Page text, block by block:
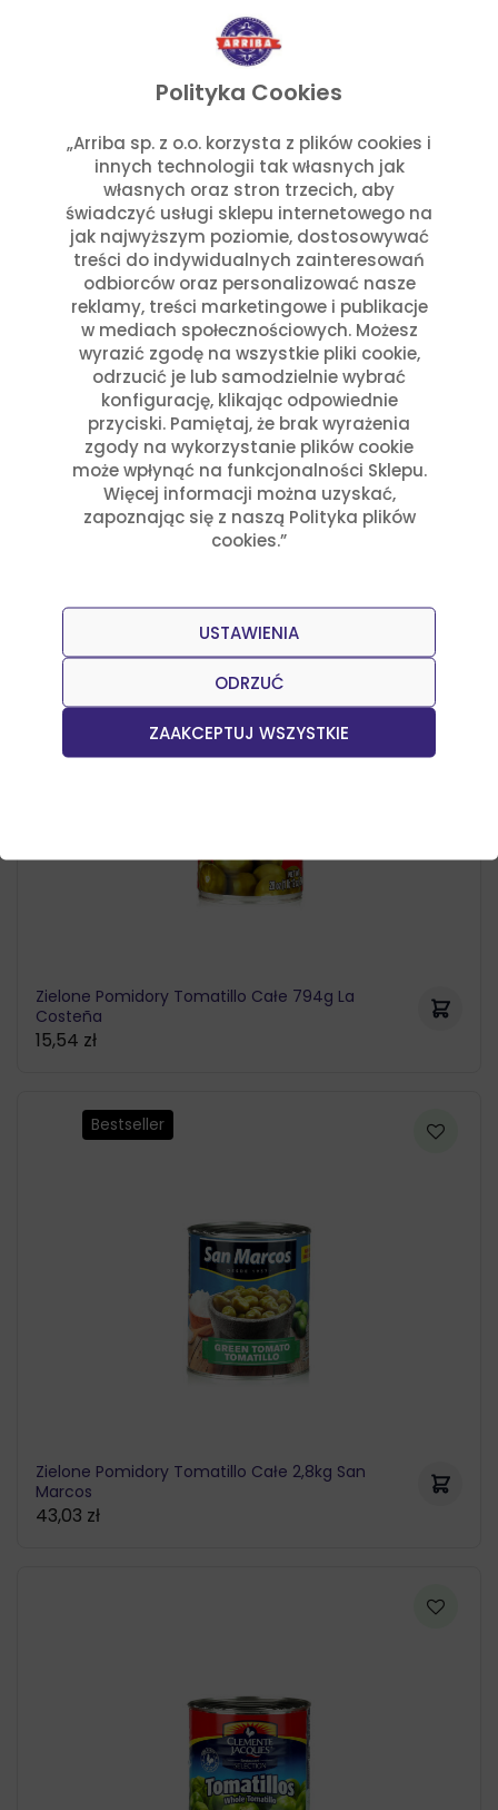
Polityka Cookies
„Arriba sp. z o.o. korzysta z plików cookies i
innych technologii tak własnych jak
własnych oraz stron trzecich, aby
świadczyć usługi sklepu internetowego na
jak najwyższym poziomie, dostosowywać
treści do indywidualnych zainteresowań
odbiorców oraz personalizować nasze
reklamy, treści marketingowe i publikacje
w mediach społecznościowych. Możesz
wyrazić zgodę na wszystkie pliki cookie,
odrzucić je lub samodzielnie wybrać
konfigurację, klikając odpowiednie
przyciski. Pamiętaj, że brak wyrażenia
zgody na wykorzystanie plików cookie
może wpłynąć na funkcjonalności Sklepu.
Więcej informacji można uzyskać,
zapoznając się z naszą Polityka plików
cookies.”
ZAAKCEPTUJ WSZYSTKIE
ODRZUĆ
USTAWIENIA
Filtruj
50 zł
Akcesoria kuchenne BezglutenowyGadżetNowościOstre
PromocjaUbranie WegańskiWegetariański
Zielone Pomidory Tomatillo Całe 794g La
Costeña
15,54 zł
Bestseller
Zielone Pomidory Tomatillo Całe 2,8kg San
Marcos
43,03 zł